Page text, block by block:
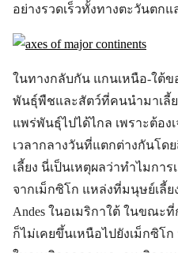
อย่างรวดเร็วทั้งทางตะวันตก
ในทางกลับกัน แกนเหนือ-ใต้
พันธุ์พืชและสัตว์ที่คนนำมาเลี้
แพร่พันธุ์ไปได้ไกล เพราะต้อ
เวลากลางวันที่แตกต่างกันโด
เลี้ยง นี่เป็นเหตุผลว่าทำไมกา
จากเม็กซิโก แหล่งที่มนุษย์เลี้ย
Andes ในอเมริกาใต้ ในขณะ
ก็ไม่เคยขึ้นเหนือไปยังเม็กซิโ